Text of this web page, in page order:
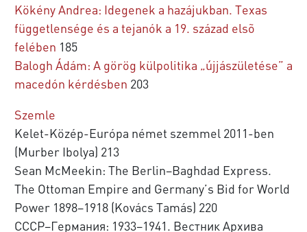
Kökény Andrea: Idegenek a hazájukban. Texas
függetlensége és a tejanók a 19. század elsõ
felében 185
Balogh Ádám: A görög külpolitika „újjászületése” a
macedón kérdésben 203
Szemle
Kelet-Közép-Európa német szemmel 2011-ben
(Murber Ibolya) 213
Sean McMeekin: The Berlin–Baghdad Express.
The Ottoman Empire and Germany’s Bid for World
Power 1898–1918 (Kovács Tamás) 220
СССР–Германия: 1933–1941. Вестник Архива